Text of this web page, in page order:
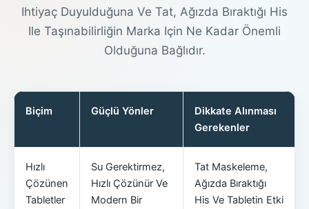
Ihtiyaç Duyulduğuna Ve Tat, Ağızda Bıraktığı His
Ile Taşınabilirliğin Marka Için Ne Kadar Önemli
Olduğuna Bağlıdır.
Biçim Güçlü Yönler
Dikkate Alınması
Gerekenler
Hızlı
Çözünen
Tabletler
Su Gerektirmez,
Hızlı Çözünür Ve
Modern Bir
Tat Maskeleme,
Ağızda Bıraktığı
His Ve Tabletin Etki